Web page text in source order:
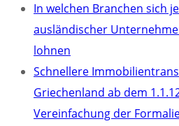
In welchen Branchen sich
ausländischer
lohnen
Schnellere
Griechenland ab dem
Vereinfachung der